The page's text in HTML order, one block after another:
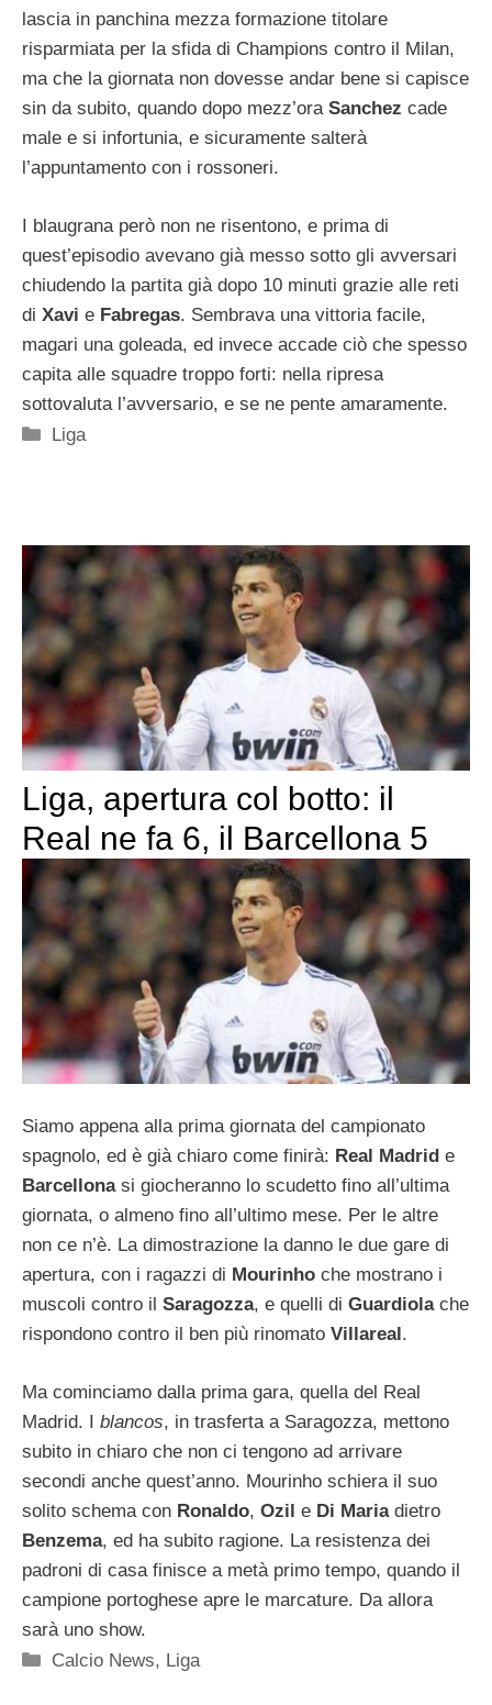
lascia in panchina mezza formazione titolare
risparmiata per la sfida di Champions contro il Milan,
ma che la giornata non dovesse andar bene si capisce
sin da subito, quando dopo mezz’ora Sanchez cade
male e si infortunia, e sicuramente salterà
l’appuntamento con i rossoneri.
I blaugrana però non ne risentono, e prima di
quest’episodio avevano già messo sotto gli avversari
chiudendo la partita già dopo 10 minuti grazie alle reti
di Xavi e Fabregas. Sembrava una vittoria facile,
magari una goleada, ed invece accade ciò che spesso
capita alle squadre troppo forti: nella ripresa
sottovaluta l’avversario, e se ne pente amaramente.
Categorie
Liga
Liga, apertura col botto: il
Real ne fa 6, il Barcellona 5
Siamo appena alla prima giornata del campionato
spagnolo, ed è già chiaro come finirà: Real Madrid e
Barcellonasi giocheranno lo scudetto fino all’ultima
giornata, o almeno fino all’ultimo mese. Per le altre
non ce n’è. La dimostrazione la danno le due gare di
apertura, con i ragazzi di Mourinho che mostrano i
muscoli contro il Saragozza, e quelli di Guardiolache
rispondono contro il ben più rinomato Villareal.
Ma cominciamo dalla prima gara, quella del Real
Madrid. I blancos, in trasferta a Saragozza, mettono
subito in chiaro che non ci tengono ad arrivare
secondi anche quest’anno. Mourinho schiera il suo
solito schema con Ronaldo, Ozil e Di Mariadietro
Benzema, ed ha subito ragione. La resistenza dei
padroni di casa finisce a metà primo tempo, quando il
campione portoghese apre le marcature. Da allora
sarà uno show.
Categorie
Calcio News, Liga